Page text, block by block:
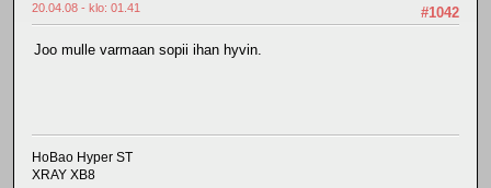
#1042
20.04.08 - klo: 01.41
Joo mulle varmaan sopii ihan hyvin.
HoBao Hyper ST
XRAY XB8